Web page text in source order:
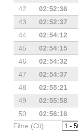
42
02:52:36
43
02:52:37
44
02:54:12
45
02:54:15
46
02:54:32
47
02:54:37
48
02:55:21
49
02:55:58
50
02:56:16
Filtre (Clt) :